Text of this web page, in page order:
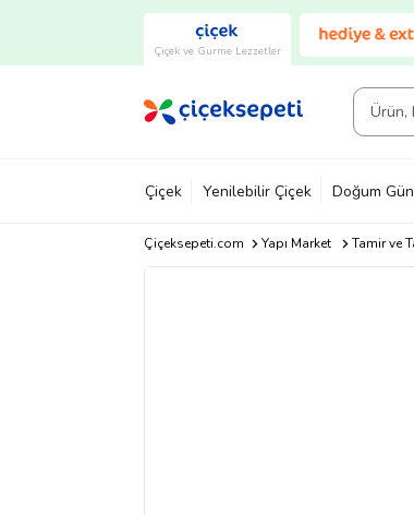
Çiçek ve Gurme Lezzetler
Çiçek Yenilebilir Çiçek Doğum
Çiçeksepeti.com Yapı Market Tamir ve